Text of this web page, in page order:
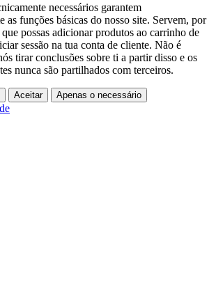
necessários garantem
as funções básicas do nosso site. Servem, por
possas adicionar produtos ao carrinho de
sessão na tua conta de cliente. Não é
tirar conclusões sobre ti a partir disso e os
nunca são partilhados com terceiros.
Aceitar Apenas o necessário